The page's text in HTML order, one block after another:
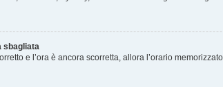
sbagliata
e l’ora è ancora scorretta, allora l’orario